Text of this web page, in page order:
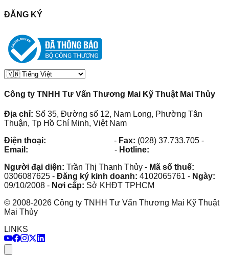
ĐĂNG KÝ
Công ty TNHH Tư Vấn Thương Mai Kỹ Thuật Mai Thủy
Địa chỉ: Số 35, Đường số 12, Nam Long, Phường Tân
Thuận, Tp Hồ Chí Minh, Việt Nam
Điện thoại:
- Fax: (028) 37.733.705 -
Email:
- Hotline:
Người đại diện: Trần Thị Thanh Thủy - Mã số thuế:
0306087625 - Đăng ký kinh doanh: 4102065761 - Ngày:
09/10/2008 - Nơi cấp: Sở KHĐT TPHCM
© 2008-2026 Công ty TNHH Tư Vấn Thương Mai Kỹ Thuật
Mai Thủy
LINKS